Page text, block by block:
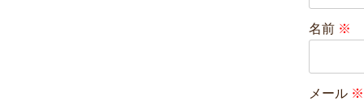
名前 ※
メール ※